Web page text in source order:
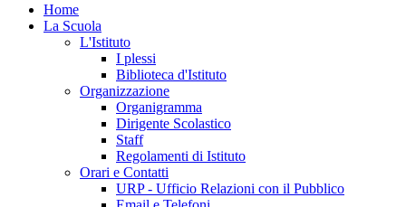
Home
La Scuola
L'Istituto
I plessi
Biblioteca d'Istituto
Organizzazione
Organigramma
Dirigente Scolastico
Staff
Regolamenti di Istituto
Orari e Contatti
URP - Ufficio Relazioni con il Pubblico